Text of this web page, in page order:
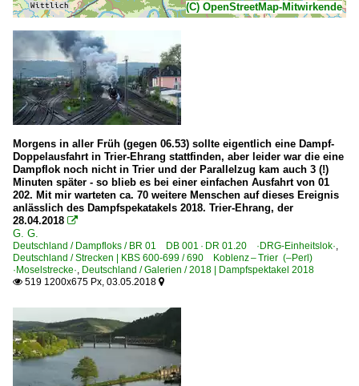
(C) OpenStreetMap-Mitwirkende
Morgens in aller Früh (gegen 06.53) sollte eigentlich eine Dampf-
Doppelausfahrt in Trier-Ehrang stattfinden, aber leider war die eine
Dampflok noch nicht in Trier und der Parallelzug kam auch 3 (!)
Minuten später - so blieb es bei einer einfachen Ausfahrt von 01
202. Mit mir warteten ca. 70 weitere Menschen auf dieses Ereignis
anlässlich des Dampfspekatakels 2018. Trier-Ehrang, der
28.04.2018 
G. G.
Deutschland / Dampfloks / BR 01 DB 001 · DR 01.20 ·DRG-Einheitslok·,
Deutschland / Strecken | KBS 600-699 / 690 Koblenz – Trier (–Perl)
·Moselstrecke·, Deutschland / Galerien / 2018 | Dampfspektakel 2018
 519 1200x675 Px, 03.05.2018 